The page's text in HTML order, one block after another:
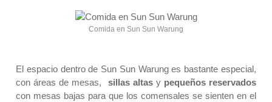
Comida en Sun Sun Warung
El espacio dentro de Sun Sun Warung es bastante especial,
con áreas de mesas, sillas altasy pequeños reservados
con mesas bajas para que los comensales se sienten en el